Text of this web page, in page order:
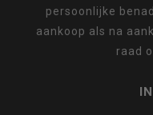
persoonlijke
aankoop als na
raad